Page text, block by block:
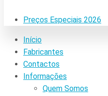
Preços Especiais 2026
Início
Fabricantes
Contactos
Informações
Quem Somos